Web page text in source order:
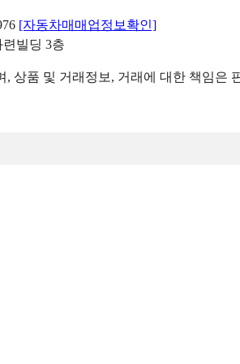
[자동차매매업정보확인]
빌딩 3층
상품 및 거래정보, 거래에 대한 책임은